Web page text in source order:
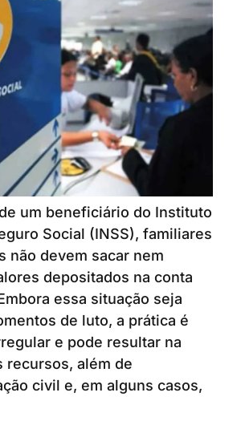
um beneficiário do Instituto
Social (INSS), familiares
não devem sacar nem
depositados na conta
essa situação seja
de luto, a prática é
e pode resultar na
recursos, além de
civil e, em alguns casos,